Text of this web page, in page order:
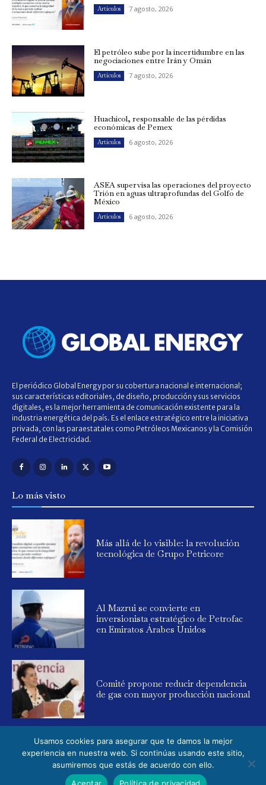
Artículos 7 agosto, 2026
El petróleo sube por la incertidumbre en las
negociaciones entre Irán y Omán
Artículos 7 agosto, 2026
Huachicol, responsable de las pérdidas
económicas de Pemex
Artículos 6 agosto, 2026
ASEA supervisa las operaciones del proyecto
Trión en aguas ultraprofundas del Golfo de
México
Artículos 6 agosto, 2026
El periódico Global Energy por su cobertura nacional e internacional;
sus características editoriales, de diseño, producción y sus servicios
digitales, es la mejor herramienta de comunicación existente para la
industria energética del país. Es el enlace estratégico entre la iniciativa
privada, con las paraestatales como Petróleos Mexicanos y la Comisión
Federal de Electricidad.
Lo más visto
Más allá de lo visible: la revolución
tecnológica de Grupo Petricore
Al Mazrui se convierte en
inversionista estratégico de Petrofac
en Emiratos Árabes Unidos
Comité propone reducir dependencia
de gas con mayor producción nacional
© 2025 Global Energy. Todos los derechos reservados. Powered by
Usamos cookies para asegurar que te damos la mejor
experiencia en nuestra web. Si continúas usando este sitio,
asumiremos que estás de acuerdo con ello.
Aceptar
Política de privacidad